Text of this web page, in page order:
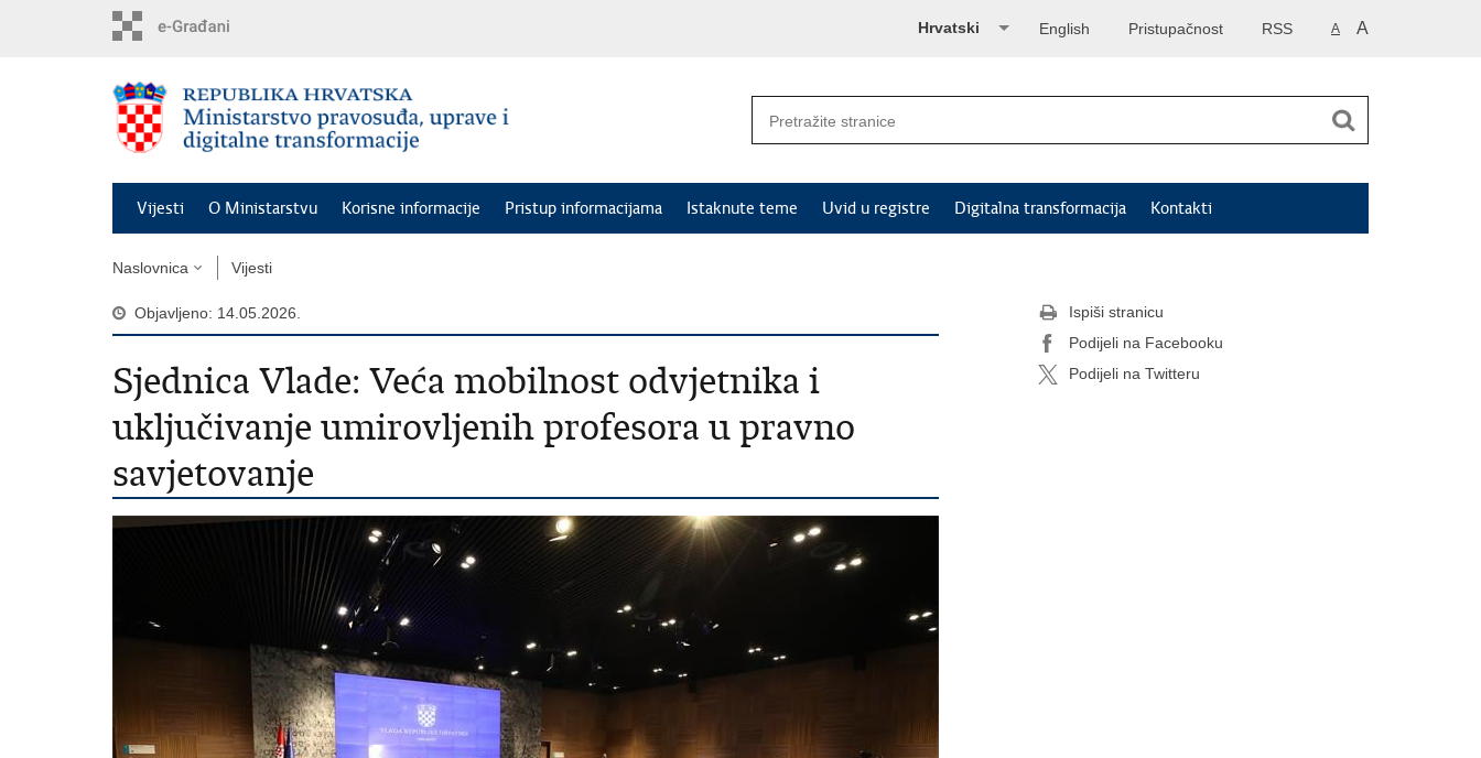
A A
RSS
Pristupačnost
English
Hrvatski
Vijesti O Ministarstvu Korisne informacije Pristup informacijama Istaknute teme Uvid u registre Digitalna transformacija Kontakti
Naslovnica Vijesti
Objavljeno: 14.05.2026.
Sjednica Vlade: Veća mobilnost odvjetnika i
uključivanje umirovljenih profesora u pravno
savjetovanje
Ispiši stranicu
Podijeli na Facebooku
Podijeli na Twitteru